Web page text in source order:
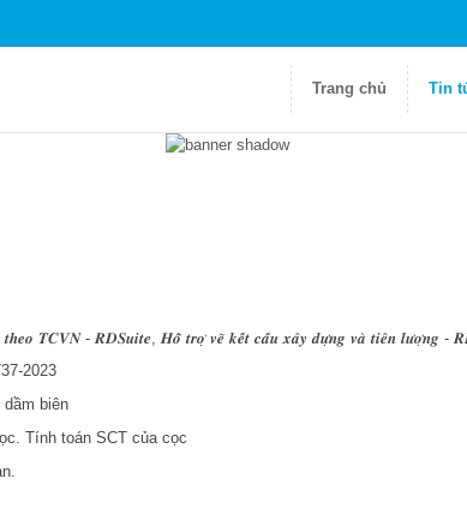
Trang chủ Tin
𝑻𝑪𝑽𝑵 - 𝑹𝑫𝑺𝒖𝒊𝒕𝒆, 𝑯𝒐̂̃ 𝒕𝒓𝒐̛̣ 𝒗𝒆̃ 𝒌𝒆̂́𝒕 𝒄𝒂̂́𝒖 𝒙𝒂̂𝒚 𝒅𝒖̛̣𝒏𝒈 𝒗𝒂̀ 𝒕𝒊𝒆̂𝒏 𝒍𝒖̛𝒐̛̣𝒏𝒈
2023
biên
Tính toán SCT của cọc